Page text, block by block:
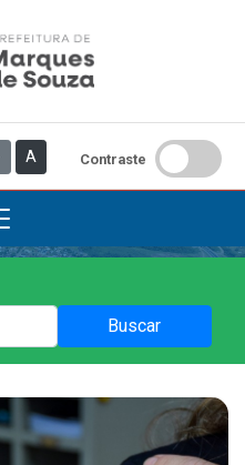
A Contraste
Buscar